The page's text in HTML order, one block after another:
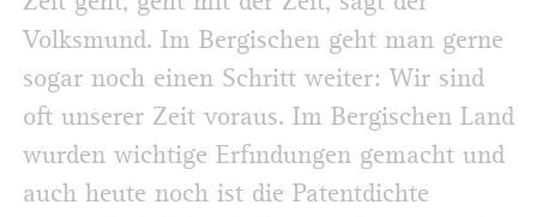
Volksmund. Im Bergischen geht man gerne
sogar noch einen Schritt weiter: Wir sind
oft unserer Zeit voraus. Im Bergischen Land
wurden wichtige Erfindungen gemacht und
auch heute noch ist die Patentdichte